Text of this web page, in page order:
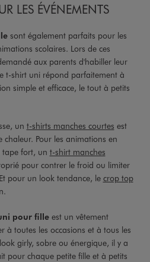
LES ÉVÉNEMENTS
sont également parfaits pour les
scolaires. Lors de ces
aux parents d'habiller leur
t-shirt uni répond parfaitement à
simple et efficace, le tout à petits
un t-shirts manches courtes est
chaleur. Pour les animations en
tape fort, un t-shirt manches
pour contrer le froid ou limiter
pour un look tendance, le crop top
pour filleest un vêtement
à toutes les occasions et à tous les
girly, sobre ou énergique, il y a
pour chaque petite fille et à petits